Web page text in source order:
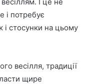
і потребує
і стосунки на цьому
весілля, традиції
щире